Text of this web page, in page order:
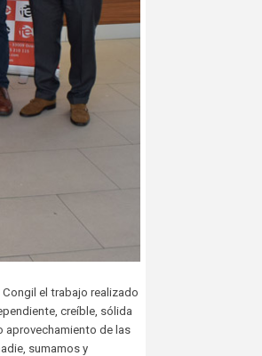
Congil el trabajo realizado
creíble, sólida
aprovechamiento de las
sumamos y